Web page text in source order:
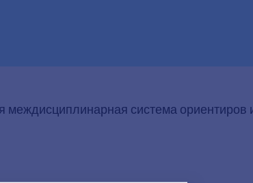
междисциплинарная система ориентиров